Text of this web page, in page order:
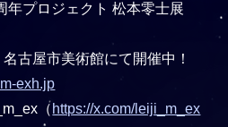
年プロジェクト 松本零士展
古屋市美術館にて開催中！
exh.jp
（ https://x.com/leiji_m_ex